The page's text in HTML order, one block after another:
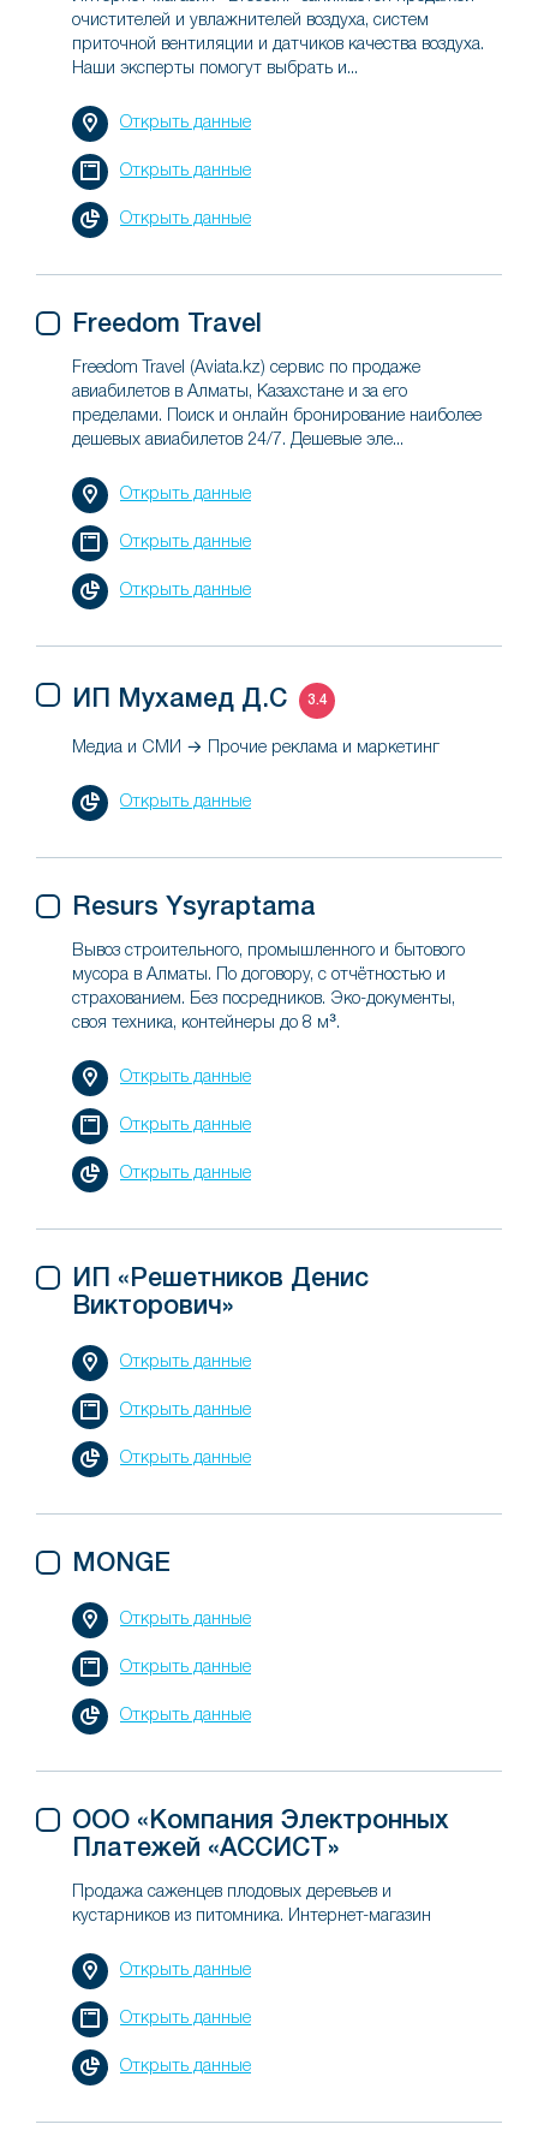
очистителей и увлажнителей воздуха, систем
приточной вентиляции и датчиков качества воздуха.
Наши эксперты помогут выбрать и...
Открыть данные
Открыть данные
Открыть данные
Freedom Travel
Freedom Travel (Aviata.kz) сервис по продаже
авиабилетов в Алматы, Казахстане и за его
пределами. Поиск и онлайн бронирование наиболее
дешевых авиабилетов 24/7. Дешевые эле...
Открыть данные
Открыть данные
Открыть данные
ИП Мухамед Д.С 3.4
Медиа и СМИ → Прочие реклама и маркетинг
Открыть данные
Resurs Ysyraptama
Вывоз строительного, промышленного и бытового
мусора в Алматы. По договору, с отчётностью и
страхованием. Без посредников. Эко-документы,
своя техника, контейнеры до 8 м³.
Открыть данные
Открыть данные
Открыть данные
ИП «Решетников Денис
Викторович»
Открыть данные
Открыть данные
Открыть данные
MONGE
Открыть данные
Открыть данные
Открыть данные
ООО «Компания Электронных
Платежей «АССИСТ»
Продажа саженцев плодовых деревьев и
кустарников из питомника. Интернет-магазин
Открыть данные
Открыть данные
Открыть данные